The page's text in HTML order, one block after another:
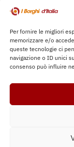
Per fornire le migliori
memorizzare e/o
queste tecnologie ci
navigazione o ID unici
consenso può influire
Centro Supporto
Leggi Bochure